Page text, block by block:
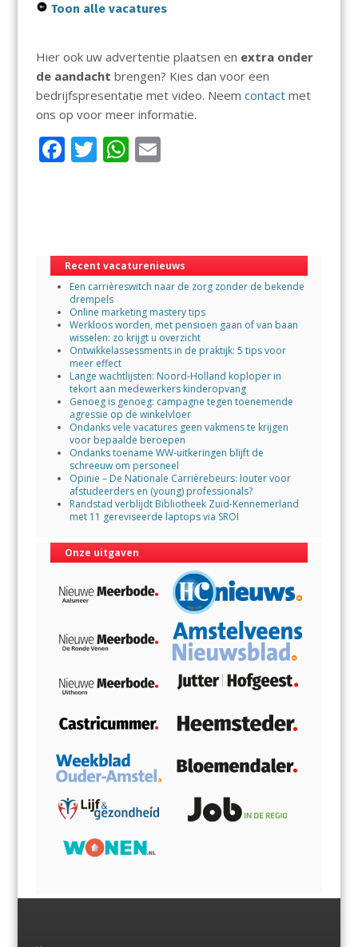
Toon alle vacatures
Hier ook uw advertentie plaatsen en extra onder
de aandacht brengen? Kies dan voor een
bedrijfspresentatie met video. Neem contactmet
ons op voor meer informatie.
F
o
o
k
T W
A
p
p
E
Recent vacaturenieuws
Een carrièreswitch naar de zorg zonder de bekende
drempels
Online marketing mastery tips
Werkloos worden, met pensioen gaan of van baan
wisselen: zo krijgt u overzicht
Ontwikkelassessments in de praktijk: 5 tips voor
meer effect
Lange wachtlijsten: Noord-Holland koploper in
tekort aan medewerkers kinderopvang
Genoeg is genoeg: campagne tegen toenemende
agressie op de winkelvloer
Ondanks vele vacatures geen vakmens te krijgen
voor bepaalde beroepen
Ondanks toename WW-uitkeringen blijft de
schreeuw om personeel
Opinie – De Nationale Carrièrebeurs: louter voor
afstudeerders en (young) professionals?
Randstad verblijdt Bibliotheek Zuid-Kennemerland
met 11 gereviseerde laptops via SROI
Onze uitgaven